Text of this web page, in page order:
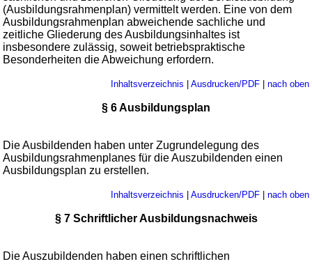
(Ausbildungsrahmenplan) vermittelt werden. Eine von dem
Ausbildungsrahmenplan abweichende sachliche und
zeitliche Gliederung des Ausbildungsinhaltes ist
insbesondere zulässig, soweit betriebspraktische
Besonderheiten die Abweichung erfordern.
Inhaltsverzeichnis | Ausdrucken/PDF| nach oben
§ 6 Ausbildungsplan
Die Ausbildenden haben unter Zugrundelegung des
Ausbildungsrahmenplanes für die Auszubildenden einen
Ausbildungsplan zu erstellen.
Inhaltsverzeichnis | Ausdrucken/PDF| nach oben
§ 7 Schriftlicher Ausbildungsnachweis
Die Auszubildenden haben einen schriftlichen